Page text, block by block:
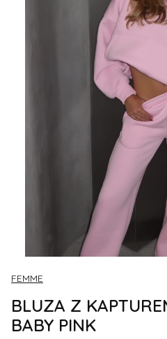
FEMME
BLUZA Z
BABY PINK